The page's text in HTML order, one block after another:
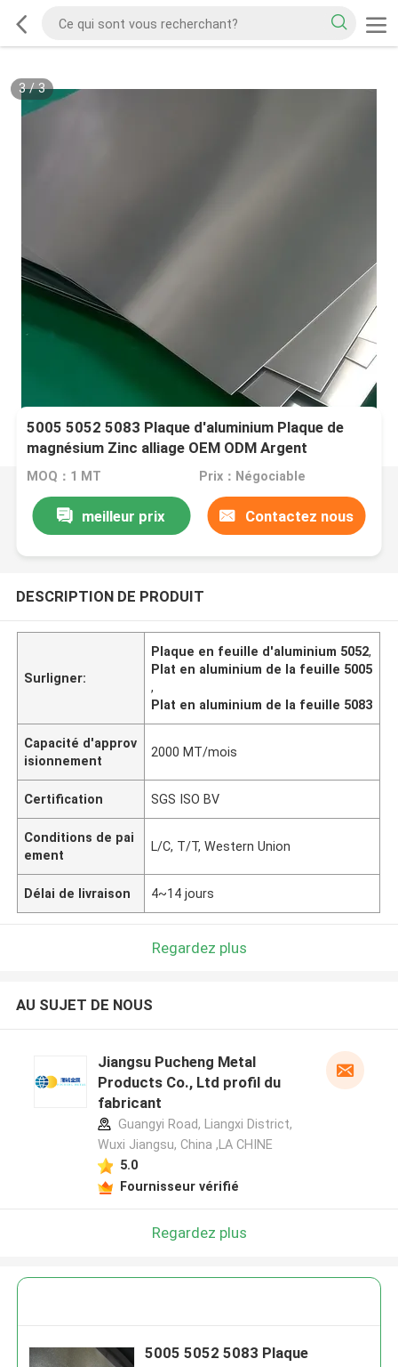
3/3
5005 5052 5083 Plaque d'aluminium Plaque de
magnésium Zinc alliage OEM ODM Argent
MOQ：1 MT Prix：Négociable
meilleur prix Contactez nous
DESCRIPTION DE PRODUIT
Surligner:
Plaque en feuille d'aluminium 5052,
Plat en aluminium de la feuille 5005
,
Plat en aluminium de la feuille 5083
Capacité d'approv
isionnement
2000 MT/mois
Certification SGS ISO BV
Conditions de pai
ement
L/C, T/T, Western Union
Délai de livraison 4~14 jours
Regardez plus
AU SUJET DE NOUS
Jiangsu Pucheng Metal
Products Co., Ltd profil du
fabricant
Guangyi Road, Liangxi District,
Wuxi Jiangsu, China ,LA CHINE
5.0
Fournisseur vérifié
Regardez plus
5005 5052 5083 Plaque